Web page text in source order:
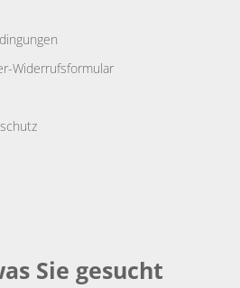
Widerrufsformular
Sie gesucht